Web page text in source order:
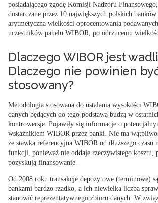
posiadającego zgodę Komisji Nadzoru
dostarczane przez 10 największych polskich
arytmetyczna wielkości oprocentowania
uczestników panelu WIBOR, po odrzuceniu
Dlaczego WIBOR jest
Dlaczego nie powinien
stosowany?
Metodologia stosowana do ustalania wysokości
danych będących do tego podstawą budzą w
kontrowersje. Pojawiły się informacje o
wskaźnikiem WIBOR przez banki . Nie ma
że stawka referencyjna WIBOR od dłuższego czasu
funkcji, ponieważ nie oddaje rzeczywistego kosztu,
pozyskują finansowanie.
Od 2008 roku transakcje depozytowe (terminowe)
bankami bardzo rzadko, a ich niewielka liczba
stanowić reprezentatywnego zbioru danych. W